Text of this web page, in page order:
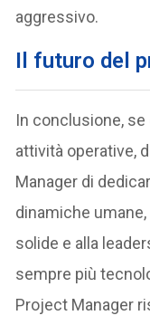
aggressivo.
Il futuro del
In conclusione, se
attività operative,
Manager di
dinamiche
solide e alla
sempre più
Project Manager